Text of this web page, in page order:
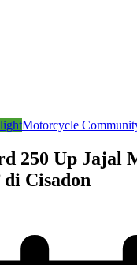
Motorcycle
250 Up Jajal
di Cisadon